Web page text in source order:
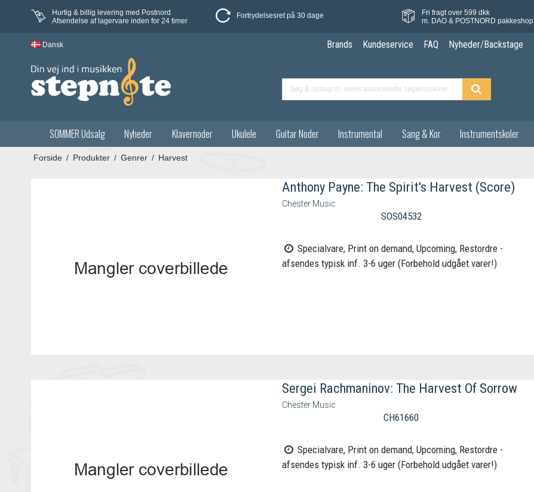
Hurtig & billig levering med Postnord
Afsendelse af lagervare inden for 24 timer
Fortrydelsesret på 30 dage
Fri fragt over 599 dkk
m. DAO & POSTNORD pakkeshop
Dansk Brands Kundeservice FAQ Nyheder/Backstage
SOMMER Udsalg Nyheder Klavernoder Ukulele Guitar Noder Instrumental Sang & Kor Instrumentskoler
Forside / Produkter / Genrer / Harvest
Anthony Payne: The Spirit's Harvest (Score)
Chester Music
SOS04532
Specialvare, Print on demand, Upcoming, Restordre -
afsendes typisk inf. 3-6 uger (Forbehold udgået varer!)
Sergei Rachmaninov: The Harvest Of Sorrow
Chester Music
CH61660
Specialvare, Print on demand, Upcoming, Restordre -
afsendes typisk inf. 3-6 uger (Forbehold udgået varer!)